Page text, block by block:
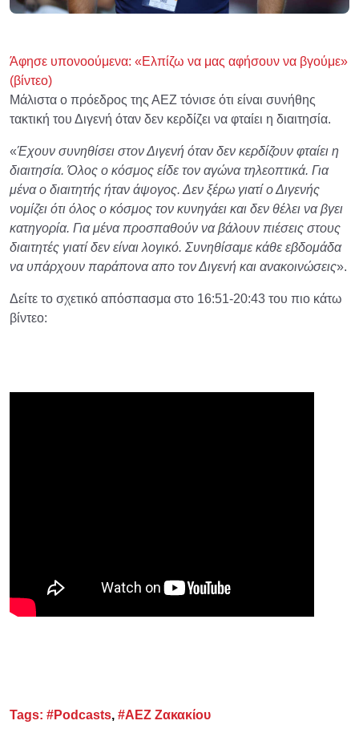
Άφησε υπονοούμενα: «Ελπίζω να μας αφήσουν να βγούμε»
(βίντεο)
Μάλιστα ο πρόεδρος της ΑΕΖ τόνισε ότι είναι συνήθης
τακτική του Διγενή όταν δεν κερδίζει να φταίει η διαιτησία.
«Έχουν συνηθίσει στον Διγενή όταν δεν κερδίζουν φταίει η
διαιτησία. Όλος ο κόσμος είδε τον αγώνα τηλεοπτικά. Για
μένα ο διαιτητής ήταν άψογος. Δεν ξέρω γιατί ο Διγενής
νομίζει ότι όλος ο κόσμος τον κυνηγάει και δεν θέλει να βγει
κατηγορία. Για μένα προσπαθούν να βάλουν πιέσεις στους
διαιτητές γιατί δεν είναι λογικό. Συνηθίσαμε κάθε εβδομάδα
να υπάρχουν παράπονα απο τον Διγενή και ανακοινώσεις».
Δείτε το σχετικό απόσπασμα στο 16:51-20:43 του πιο κάτω
βίντεο:
Tags: #Podcasts, #ΑΕΖ Ζακακίου